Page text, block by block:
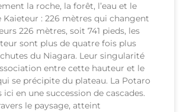
la roche, la forêt, l’eau et le
Kaieteur : 226 mètres qui changent
226 mètres, soit 741 pieds, les
sont plus de quatre fois plus
du Niagara. Leur singularité
entre cette hauteur et le
se précipite du plateau. La Potaro
ici en une succession de cascades.
le paysage, atteint